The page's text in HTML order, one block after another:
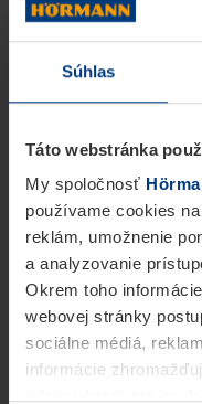
Súhlas
Táto webstránka
My spoločnosť
používame cookies
reklám, umožnenie
a analyzovanie
Okrem toho
webovej stránky
sociálne médiá,
informácie